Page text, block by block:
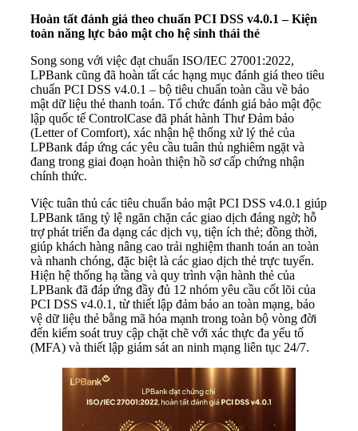
Hoàn tất đánh giá theo chuẩn PCI DSS v4.0.1 – Kiện
toàn năng lực bảo mật cho hệ sinh thái thẻ
Song song với việc đạt chuẩn ISO/IEC 27001:2022,
LPBank cũng đã hoàn tất các hạng mục đánh giá theo tiêu
chuẩn PCI DSS v4.0.1 – bộ tiêu chuẩn toàn cầu về bảo
mật dữ liệu thẻ thanh toán. Tổ chức đánh giá bảo mật độc
lập quốc tế ControlCase đã phát hành Thư Đảm bảo
(Letter of Comfort), xác nhận hệ thống xử lý thẻ của
LPBank đáp ứng các yêu cầu tuân thủ nghiêm ngặt và
đang trong giai đoạn hoàn thiện hồ sơ cấp chứng nhận
chính thức.
Việc tuân thủ các tiêu chuẩn bảo mật PCI DSS v4.0.1 giúp
LPBank tăng tỷ lệ ngăn chặn các giao dịch đáng ngờ; hỗ
trợ phát triển đa dạng các dịch vụ, tiện ích thẻ; đồng thời,
giúp khách hàng nâng cao trải nghiệm thanh toán an toàn
và nhanh chóng, đặc biệt là các giao dịch thẻ trực tuyến.
Hiện hệ thống hạ tầng và quy trình vận hành thẻ của
LPBank đã đáp ứng đầy đủ 12 nhóm yêu cầu cốt lõi của
PCI DSS v4.0.1, từ thiết lập đảm bảo an toàn mạng, bảo
vệ dữ liệu thẻ bằng mã hóa mạnh trong toàn bộ vòng đời
đến kiểm soát truy cập chặt chẽ với xác thực đa yếu tố
(MFA) và thiết lập giám sát an ninh mạng liên tục 24/7.